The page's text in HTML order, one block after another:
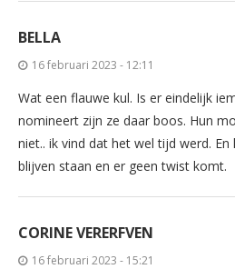
BELLA
16 februari 2023 - 12:11
Wat een flauwe kul. Is er eindelijk
nomineert zijn ze daar boos. Hun
niet.. ik vind dat het wel tijd werd.
blijven staan en er geen twist komt.
CORINE VERERFVEN
16 februari 2023 - 15:21